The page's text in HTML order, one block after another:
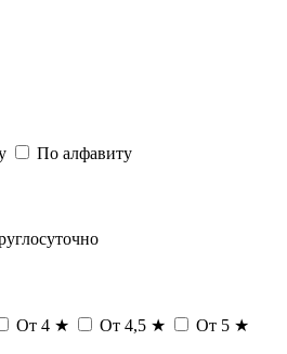
По алфавиту
От 4 ★ От 4,5 ★ От 5 ★